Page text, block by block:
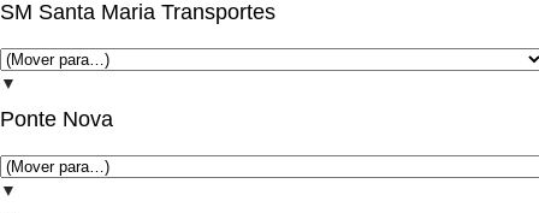
SM Santa Maria Transportes
▼
Ponte Nova
▼